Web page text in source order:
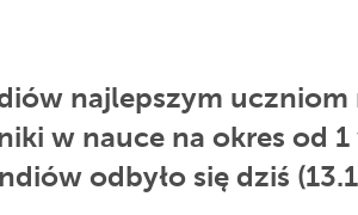
najlepszym uczniom
w nauce na okres od
odbyło się dziś